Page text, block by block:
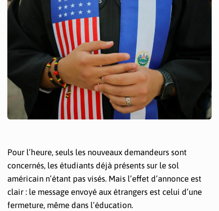
Pour l’heure, seuls les nouveaux demandeurs sont
concernés, les étudiants déjà présents sur le sol
américain n’étant pas visés. Mais l’effet d’annonce est
clair : le message envoyé aux étrangers est celui d’une
fermeture, même dans l’éducation.